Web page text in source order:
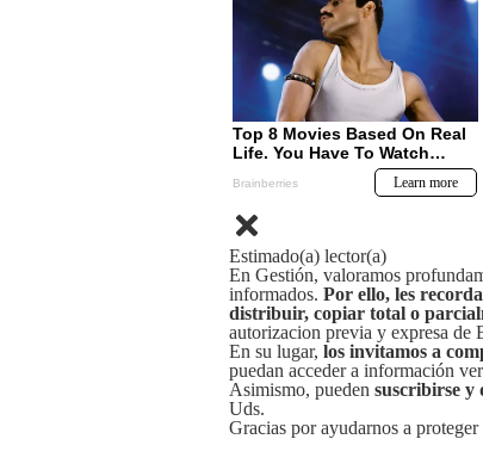
Estimado(a) lector(a)
En Gestión, valoramos
informados. Por ello, les
distribuir, copiar total o
autorizacion previa y expresa de
En su lugar, los invitamos a
puedan acceder a información
Asimismo, pueden suscribirse y
Uds.
Gracias por ayudarnos a